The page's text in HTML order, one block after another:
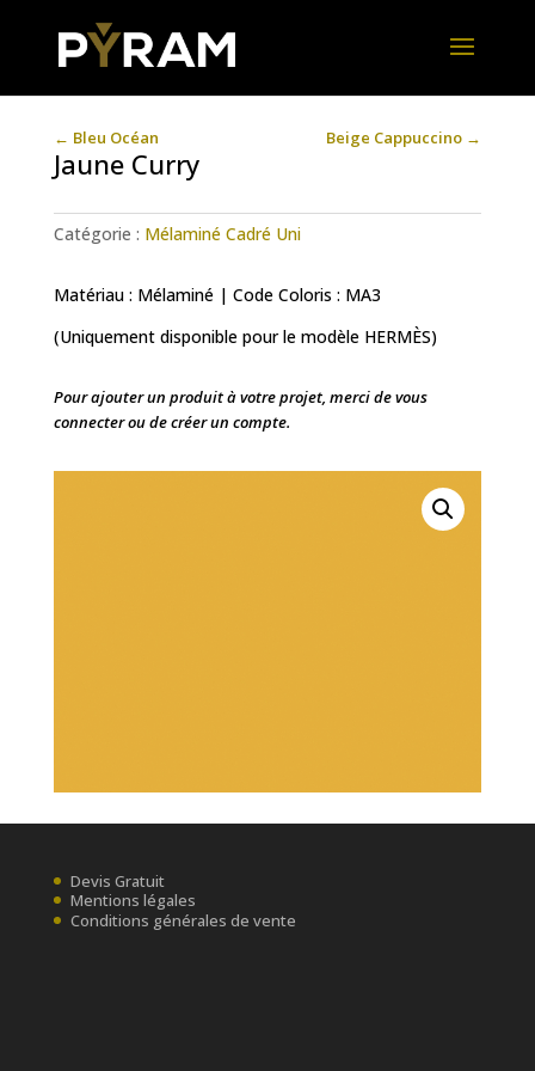
← Bleu Océan Beige Cappuccino →
Jaune Curry
Catégorie : Mélaminé Cadré Uni
Matériau : Mélaminé | Code Coloris : MA3
(Uniquement disponible pour le modèle HERMÈS)
Pour ajouter un produit à votre projet, merci de vous
connecter ou de créer un compte.
Devis Gratuit
Mentions légales
Conditions générales de vente